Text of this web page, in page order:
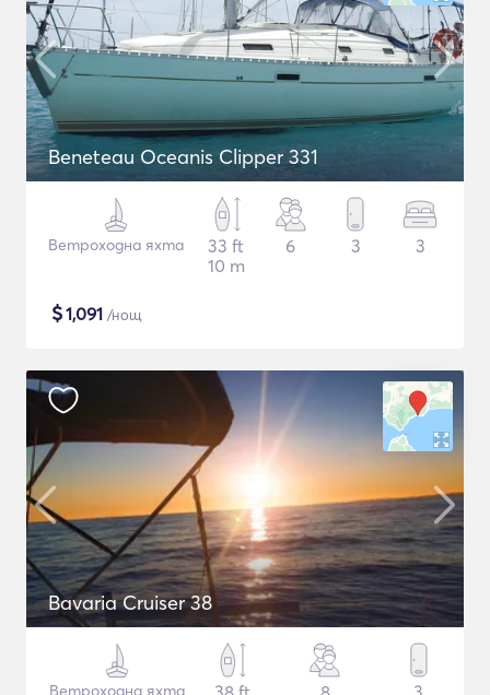
Beneteau Oceanis Clipper 331
Ветроходна яхта
33 ft
10 m
6 3 3
$1,091 /нощ
Bavaria Cruiser 38
Ветроходна яхта